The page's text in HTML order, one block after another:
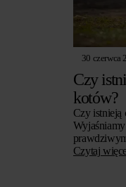
30 czerwca
Czy
kotów?
Czy istnieją
dla kotów,
Czytaj